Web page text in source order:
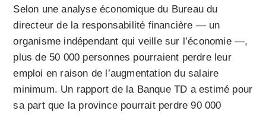
Selon une analyse économique du Bureau du
directeur de la responsabilité financière — un
organisme indépendant qui veille sur l’économie —,
plus de 50 000 personnes pourraient perdre leur
emploi en raison de l’augmentation du salaire
minimum. Un rapport de la Banque TD a estimé pour
sa part que la province pourrait perdre 90 000